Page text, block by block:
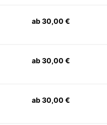
ab 30,00 €
ab 30,00 €
ab 30,00 €